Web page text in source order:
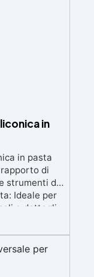
in
in pasta
di
strumenti di
Ideale per
e dettagli
cera,
e cemento.
inodore,
guanti o